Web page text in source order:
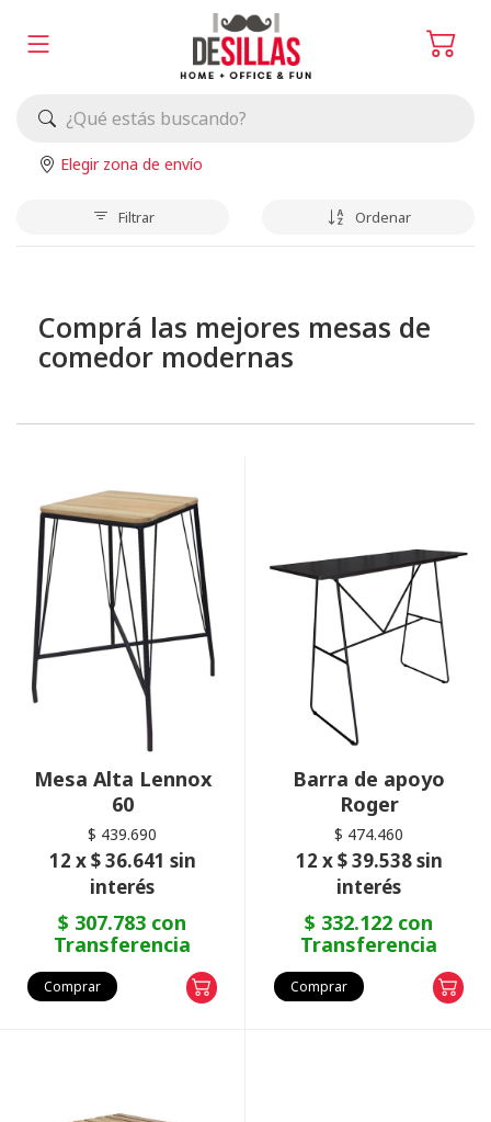
Elegir zona de envío
Filtrar Ordenar
Comprá las mejores mesas de
comedor modernas
Mesa Alta Lennox
60
$ 439.690
12 x $ 36.641 sin
interés
$ 307.783 con
Transferencia
Comprar
Barra de apoyo
Roger
$ 474.460
12 x $ 39.538 sin
interés
$ 332.122 con
Transferencia
Comprar